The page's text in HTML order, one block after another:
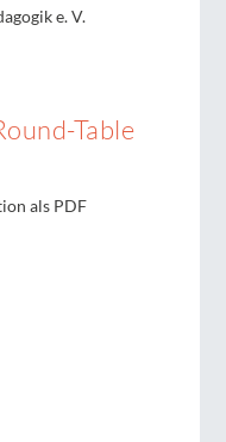
e. V.
Table
als PDF